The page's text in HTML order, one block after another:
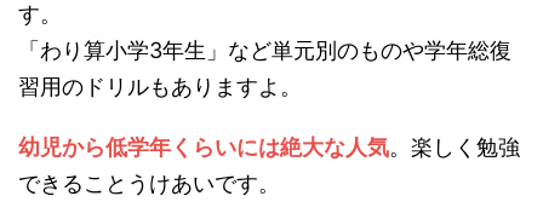
す。
「わり算小学3年生」など単元別のものや学年総復
習用のドリルもありますよ。
幼児から低学年くらいには絶大な人気。楽しく勉強
できることうけあいです。